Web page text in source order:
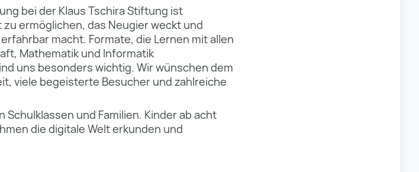
bei der Klaus Tschira Stiftung ist
ermöglichen, das Neugier weckt und
macht. Formate, die Lernen mit allen
Mathematik und Informatik
uns besonders wichtig. Wir wünschen dem
viele begeisterte Besucher und zahlreiche
und Familien. Kinder ab acht
die digitale Welt erkunden und